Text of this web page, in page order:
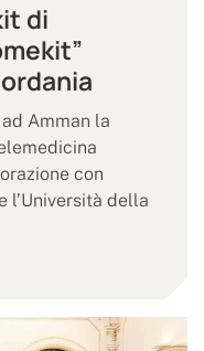
di
Amman la
con
l’Università della